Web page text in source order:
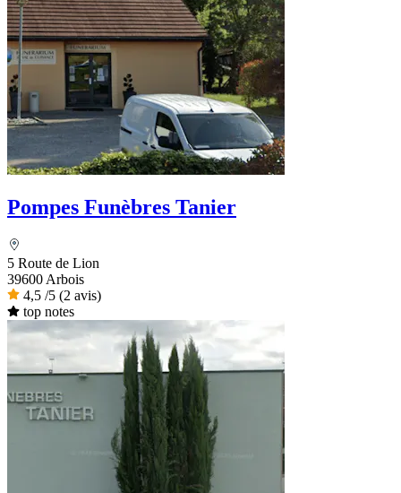
Pompes Funèbres Tanier
5 Route de Lion
39600 Arbois
4,5 /5 (2 avis)
top notes